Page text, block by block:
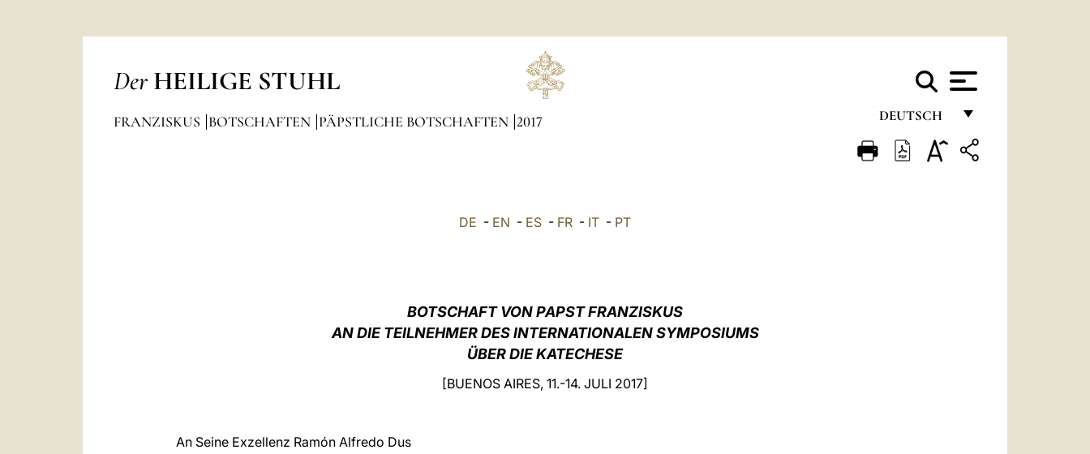
Der HEILIGE STUHL
DEUTSCH
FRANÇAIS
FRANZISKUS BOTSCHAFTEN PÄPSTLICHE BOTSCHAFTEN 2017
DE - EN - ES - FR - IT - PT
BOTSCHAFT VON PAPST FRANZISKUS
AN DIE TEILNEHMER DES INTERNATIONALEN SYMPOSIUMS
ÜBER DIE KATECHESE
[BUENOS AIRES, 11.-14. JULI 2017]
An Seine Exzellenz Ramón Alfredo Dus